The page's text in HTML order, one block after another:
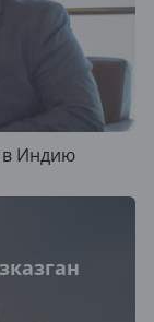
в Индию